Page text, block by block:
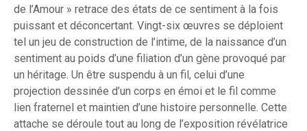
de l’Amour » retrace des états de ce sentiment à la fois
puissant et déconcertant. Vingt-six œuvres se déploient
tel un jeu de construction de l’intime, de la naissance d’un
sentiment au poids d’une filiation d’un gène provoqué par
un héritage. Un être suspendu à un fil, celui d’une
projection dessinée d’un corps en émoi et le fil comme
lien fraternel et maintien d’une histoire personnelle. Cette
attache se déroule tout au long de l’exposition révélatrice